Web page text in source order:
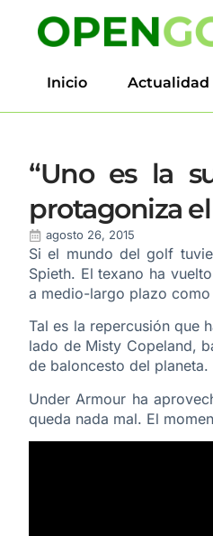
Inicio Actualidad
“Uno es la
protagoniza
agosto 26, 2015
Si el mundo del golf
Spieth. El texano ha
a medio-largo plazo
Tal es la repercusión que
lado de Misty Copeland,
de baloncesto del planeta.
Under Armour ha
queda nada mal. El